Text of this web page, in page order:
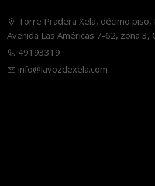
Torre Pradera Xela, décimo
Avenida Las Américas 7-62, zona 3,
49193319
info@lavozdexela.com